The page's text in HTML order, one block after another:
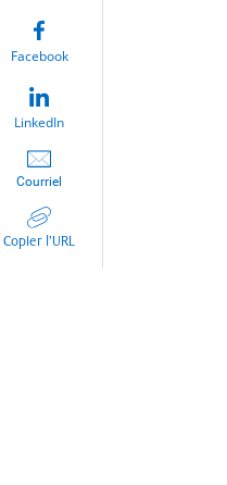
Facebook
LinkedIn
Courriel
Copier l’URL